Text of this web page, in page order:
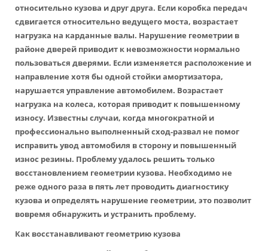
относительно кузова и друг друга. Если коробка передач
сдвигается относительно ведущего моста, возрастает
нагрузка на карданные валы. Нарушение геометрии в
районе дверей приводит к невозможности нормально
пользоваться дверями. Если изменяется расположение и
направление хотя бы одной стойки амортизатора,
нарушается управление автомобилем. Возрастает
нагрузка на колеса, которая приводит к повышенному
износу. Известны случаи, когда многократной и
профессионально выполненный сход-развал не помог
исправить увод автомобиля в сторону и повышенный
износ резины. Проблему удалось решить только
восстановлением геометрии кузова. Необходимо не
реже одного раза в пять лет проводить диагностику
кузова и определять нарушение геометрии, это позволит
вовремя обнаружить и устранить проблему.
Как восстанавливают геометрию кузова